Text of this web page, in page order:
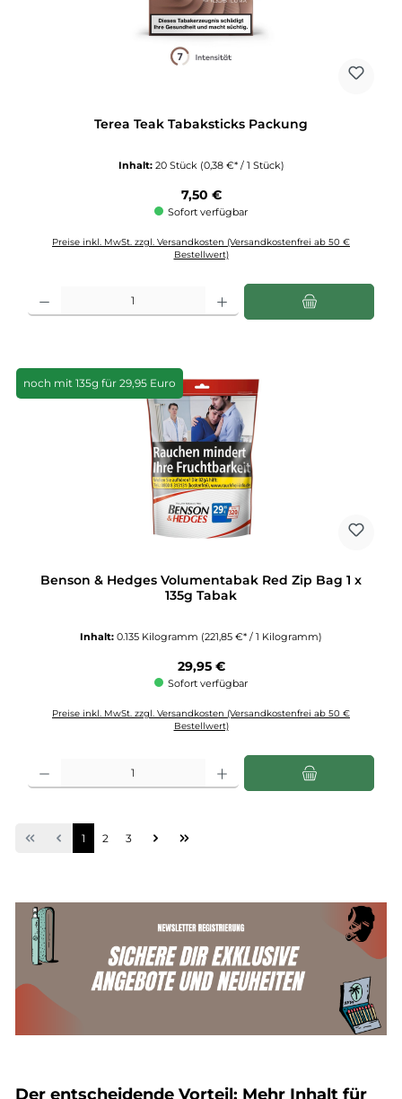
Terea Teak Tabaksticks Packung
Inhalt: 20 Stück (0,38 €* / 1 Stück)
Regulärer Preis:
7,50 €
Sofort verfügbar
Preise inkl. MwSt. zzgl. Versandkosten (Versandkostenfrei ab 50 €
Bestellwert)
noch mit 135g für 29,95 Euro
Benson & Hedges Volumentabak Red Zip Bag 1 x
135g Tabak
Inhalt: 0.135 Kilogramm (221,85 €* / 1 Kilogramm)
Regulärer Preis:
29,95 €
Sofort verfügbar
Preise inkl. MwSt. zzgl. Versandkosten (Versandkostenfrei ab 50 €
Bestellwert)
Produkt Anzahl: Gib den gewünschten Wert ein oder benutze die Schaltflächen
Seite
1 Seite
2 Seite
3
Der entscheidende Vorteil: Mehr Inhalt für